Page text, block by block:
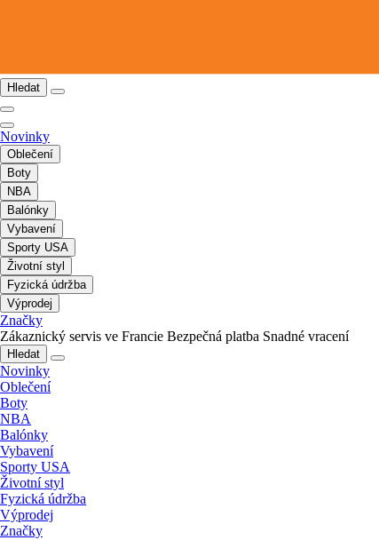
Hledat
Novinky
Oblečení
Boty
NBA
Balónky
Vybavení
Sporty USA
Životní styl
Fyzická údržba
Výprodej
Značky
Zákaznický servis ve Francie Bezpečná platba Snadné vracení
Hledat
Novinky
Oblečení
Boty
NBA
Balónky
Vybavení
Sporty USA
Životní styl
Fyzická údržba
Výprodej
Značky